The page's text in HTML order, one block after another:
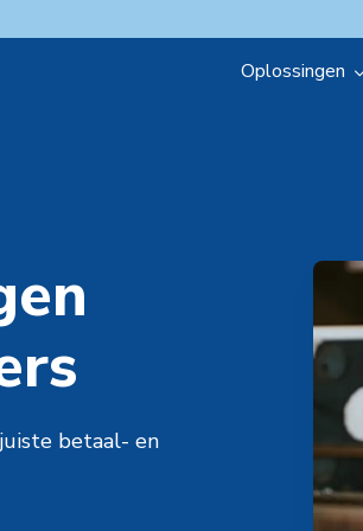
Oplossingen
betaal- en